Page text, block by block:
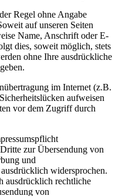
Regel ohne Angabe
auf unseren Seiten
Name, Anschrift oder E-
dies, soweit möglich, stets
ohne Ihre ausdrückliche
im Internet (z.B.
aufweisen
vor dem Zugriff durch
zur Übersendung von
und
widersprochen.
ausdrücklich rechtliche
von